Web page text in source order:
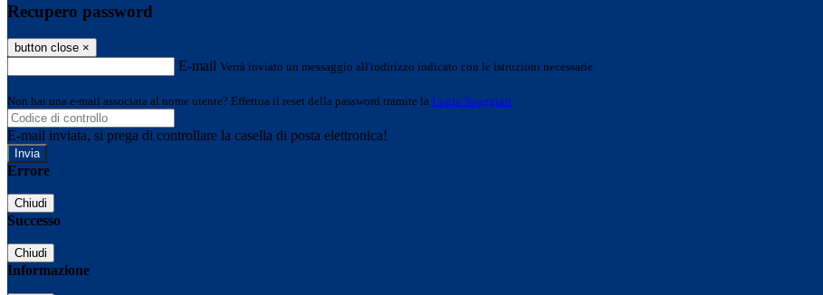
Recupero password
button close ×
E-mail Verrà inviato un messaggio all'indirizzo indicato con le istruzioni necessarie.
Non hai una e-mail associata al nome utente? Effettua il reset della password tramite la Login Spaggiari
E-mail inviata, si prega di controllare la casella di posta elettronica!
Errore
Chiudi
Successo
Chiudi
Informazione